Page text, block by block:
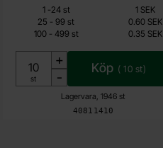
Art. nr
4081 1410
Lagervara, 1946 st
0.15 SEK
Inklusive 25% moms
Enhet:
st
+
-
Köp ( 10 st)
Mängdrabatt
Pris /st
1 -till
24 st
1 SEK
25 - till
99 st
0.60 SEK
100 -till499 st 0.35 SEK